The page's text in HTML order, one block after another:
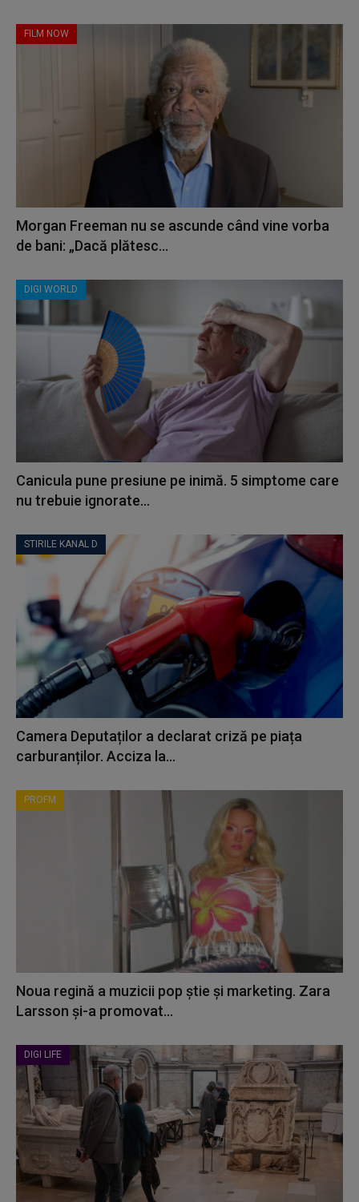
FILM NOW
Morgan Freeman nu se ascunde când vine vorba
de bani: „Dacă plătesc...
DIGI WORLD
Canicula pune presiune pe inimă. 5 simptome care
nu trebuie ignorate...
STIRILE KANAL D
Camera Deputaților a declarat criză pe piața
carburanților. Acciza la...
PROFM
Noua regină a muzicii pop știe și marketing. Zara
Larsson și-a promovat...
DIGI LIFE